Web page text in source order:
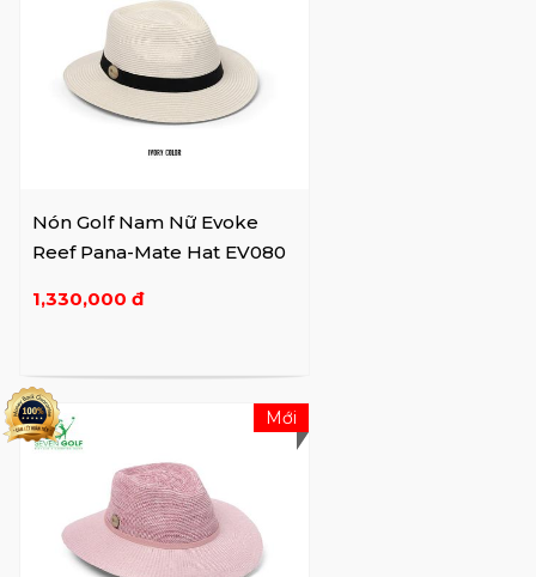
Nón Golf Nam Nữ Evoke
Reef Pana-Mate Hat EV080
1,330,000 đ
Mới